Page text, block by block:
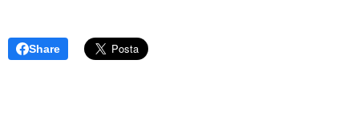
Share